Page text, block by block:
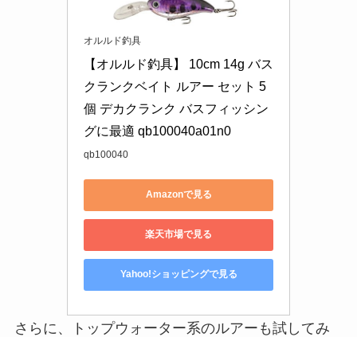
オルルド釣具
【オルルド釣具】 10cm 14g バス
クランクベイト ルアー セット 5
個 デカクランク バスフィッシン
グに最適 qb100040a01n0
qb100040
Amazonで見る
楽天市場で見る
Yahoo!ショッピングで見る
さらに、トップウォーター系のルアーも試してみ